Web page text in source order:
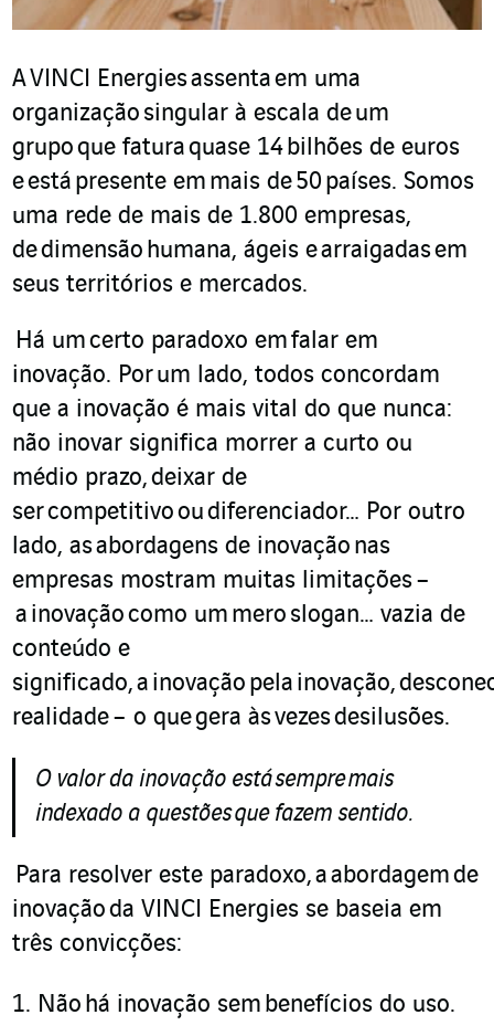
AVINCI Energiesassentaem uma
organização singular à escala deum
grupoque faturaquase 14bilhões de euros
eestá presente em mais de50 países. Somos
uma rede de mais de 1.800 empresas,
dedimensão humana, ágeis earraigadasem
seus territórios e mercados.
Há umcerto paradoxo emfalar em
inovação. Porum lado, todos concordam
que a inovação é mais vital do que nunca:
não inovar significa morrer a curto ou
médio prazo,deixar de
sercompetitivooudiferenciador… Por outro
lado, asabordagens de inovação nas
empresas mostram muitas limitações–
a inovaçãocomo um mero slogan… vazia de
conteúdo e
significado,a inovação pela inovação,
realidade– o quegera àsvezesdesilusões.
O valor da inovação estásempremais
indexado a questõesque fazem sentido.
Para resolver este paradoxo,aabordagemde
inovaçãoda VINCI Energies se baseia em
três convicções:
Não há inovação sem benefícios do uso.